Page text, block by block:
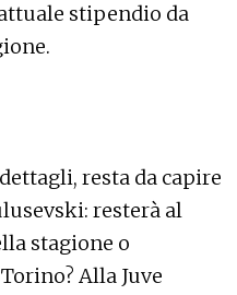
stipendio da
resta da capire
resterà al
stagione o
Alla Juve